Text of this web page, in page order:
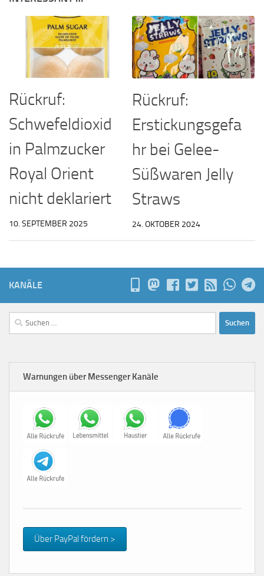
Rückruf:
Schwefeldioxid
in Palmzucker
Royal Orient
nicht deklariert
10. SEPTEMBER 2025
Rückruf:
Erstickungsgefa
hr bei Gelee-
Süßwaren Jelly
Straws
24. OKTOBER 2024
KANÄLE
Suchen
nach:
Warnungen über Messenger Kanäle
Über PayPal fördern >